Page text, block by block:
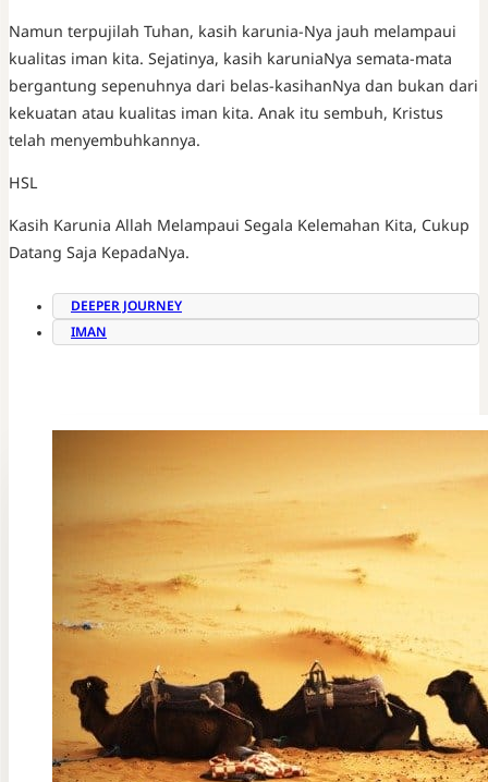
Namun terpujilah Tuhan, kasih karunia-Nya jauh melampaui
kualitas iman kita. Sejatinya, kasih karuniaNya semata-mata
bergantung sepenuhnya dari belas-kasihanNya dan bukan dari
kekuatan atau kualitas iman kita. Anak itu sembuh, Kristus
telah menyembuhkannya.
HSL
Kasih Karunia Allah Melampaui Segala Kelemahan Kita, Cukup
Datang Saja KepadaNya.
DEEPER JOURNEY
IMAN